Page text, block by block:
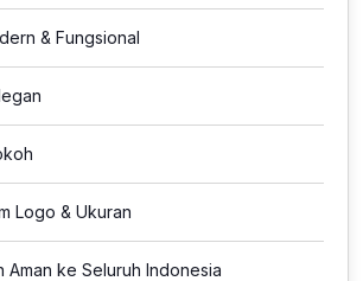
& Fungsional
Logo & Ukuran
Aman ke Seluruh Indonesia